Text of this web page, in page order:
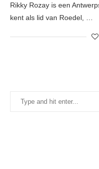
Rikky Rozay is een
kent als lid van Roedel, …